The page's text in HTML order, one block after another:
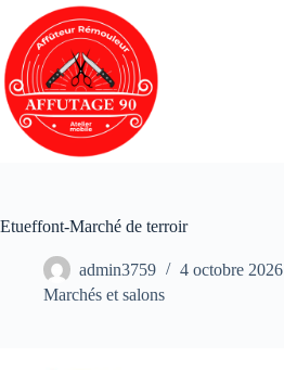
Etueffont-Marché de terroir
admin3759
4 octobre 2026
Marchés et salons